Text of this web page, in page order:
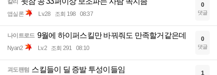
칼리
앱실론 Lv.28 조회 198 08:37
0
댓글
나이트로드 9월에 하이퍼스킬만 바꿔줘도 만족할거같은데
Nyan2 Lv.2 조회 291 08:10
0
댓글
괴도팬텀 스킬들이 딜 증발 투성이들임 1